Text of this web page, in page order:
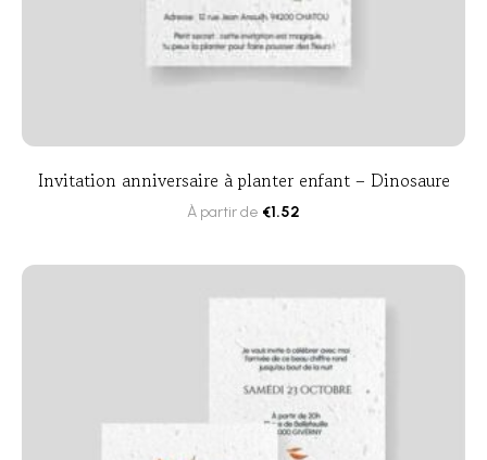
Invitation anniversaire à planter enfant – Dinosaure
À partir de €1.52